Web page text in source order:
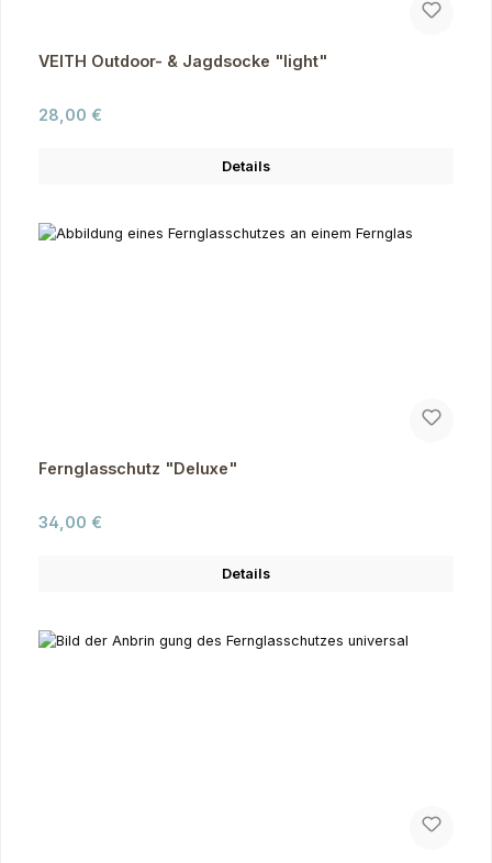
VEITH Outdoor- & Jagdsocke "light"
Regulärer Preis:
28,00 €
Details
Fernglasschutz "Deluxe"
Regulärer Preis:
34,00 €
Details